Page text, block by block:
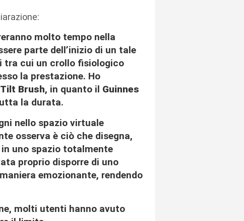
molto tempo nella
parte dell’inizio di un tale
tra cui un crollo fisiologico
la prestazione. Ho
Tilt Brush, in quanto il Guinnes
la durata.
nello spazio virtuale
osserva è ciò che disegna,
uno spazio totalmente
proprio disporre di uno
emozionante, rendendo
molti utenti hanno avuto